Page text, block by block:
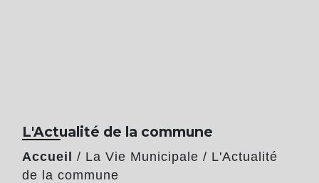
L'Actualité de la commune
Accueil / La Vie Municipale / L'Actualité
de la commune